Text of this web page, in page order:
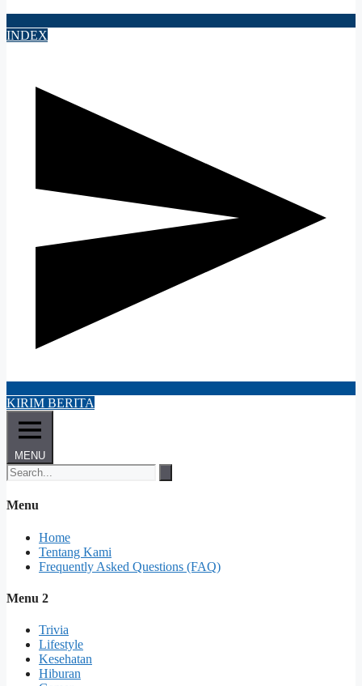
INDEX
KIRIM BERITA
MENU
Menu
Home
Tentang Kami
Frequently Asked Questions (FAQ)
Menu 2
Trivia
Lifestyle
Kesehatan
Hiburan